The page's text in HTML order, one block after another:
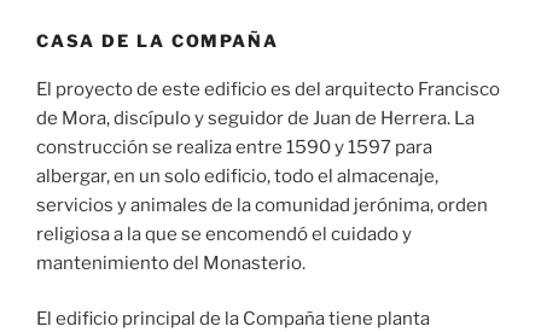
CASA DE LA COMPAÑA
El proyecto de este edificio es del arquitecto Francisco
de Mora, discípulo y seguidor de Juan de Herrera. La
construcción se realiza entre 1590 y 1597 para
albergar, en un solo edificio, todo el almacenaje,
servicios y animales de la comunidad jerónima, orden
religiosa a la que se encomendó el cuidado y
mantenimiento del Monasterio.
El edificio principal de la Compaña tiene planta